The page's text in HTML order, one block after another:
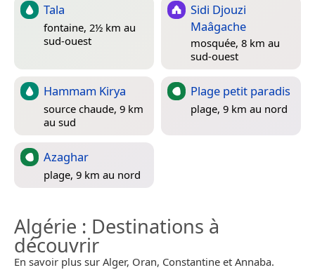
Tala
fontaine, 2½ km au
sud-ouest
Sidi Djouzi
Maâgache
mosquée, 8 km au
sud-ouest
Hammam Kirya
source chaude, 9 km
au sud
Plage petit paradis
plage, 9 km au nord
Azaghar
plage, 9 km au nord
Algérie : Destinations à
découvrir
En savoir plus sur Alger, Oran, Constantine et Annaba.